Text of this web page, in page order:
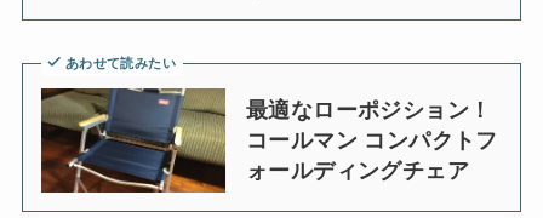
あわせて読みたい
最適なローポジション！
コールマン コンパクトフ
ォールディングチェア